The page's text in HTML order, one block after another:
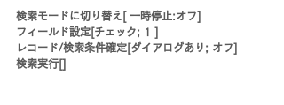
検索モードに切り替え[ 一時停止:オフ]
フィールド設定[チェック; 1 ]
レコード/検索条件確定[ダイアログあり; オフ]
検索実行[]